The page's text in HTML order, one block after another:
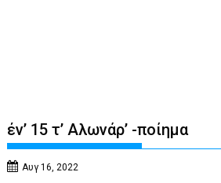
έν’ 15 τ’ Αλωνάρ’ -ποίημα
Αυγ 16, 2022